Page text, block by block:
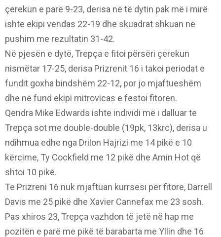
çerekun e parë 9-23, derisa në të dytin pak më i mirë
ishte ekipi vendas 22-19 dhe skuadrat shkuan në
pushim me rezultatin 31-42.
Në pjesën e dytë, Trepça e fitoi përsëri çerekun
nismëtar 17-25, derisa Prizrenit 16 i takoi periodat e
fundit goxha bindshëm 22-12, por jo mjaftueshëm
dhe në fund ekipi mitrovicas e festoi fitoren.
Qendra Mike Edwards ishte individi më i dalluar te
Trepça sot me double-double (19pk, 13krc), derisa u
ndihmua edhe nga Drilon Hajrizi me 14 pikë e 10
kërcime, Ty Cockfield me 12 pikë dhe Amin Hot që
shtoi 10 pikë.
Te Prizreni 16 nuk mjaftuan kurrsesi për fitore, Darrell
Davis me 25 pikë dhe Xavier Cannefax me 23 sosh.
Pas xhiros 23, Trepça vazhdon të jetë në hap me
pozitën e parë me pikë të barabarta me Yllin dhe 16